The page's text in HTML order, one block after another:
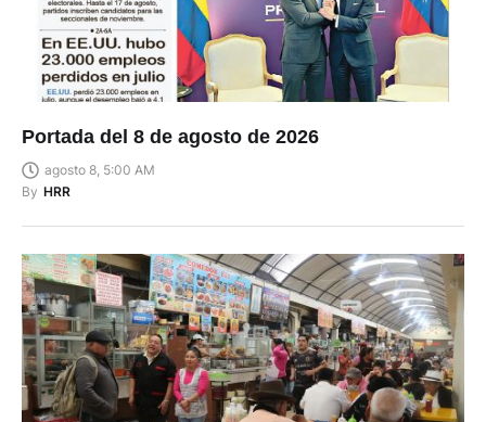
Portada del 8 de agosto de 2026
agosto 8, 5:00 AM
By HRR